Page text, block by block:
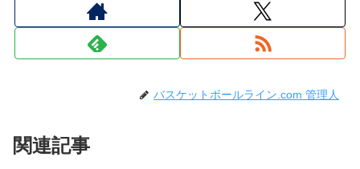
バスケットボールライン.com 管理人
関連記事